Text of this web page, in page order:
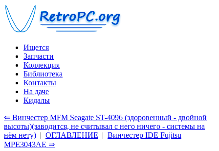
Ищется
Запчасти
Коллекция
Библиотека
Контакты
На даче
Кидалы
⇐ Винчестер MFM Seagate ST-4096 (здоровенный - двойной
высоты)(заводится, не считывал с него ничего - системы на
нём нету) | ОГЛАВЛЕНИЕ | Винчестер IDE Fujitsu
MPE3043AE ⇒